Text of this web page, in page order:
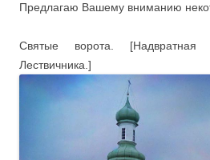
Предлагаю Вашему вниманию
Святые ворота.
Лествичника.]